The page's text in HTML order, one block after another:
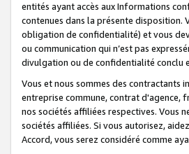
entités ayant accès aux Informations
contenues dans la présente disposition.
obligation de confidentialité) et vous
ou communication qui n’est pas
divulgation ou de confidentialité conclu
Vous et nous sommes des contractants
entreprise commune, contrat d'agence,
nos sociétés affiliées respectives. Vous
sociétés affiliées. Si vous autorisez,
Accord, vous serez considéré comme